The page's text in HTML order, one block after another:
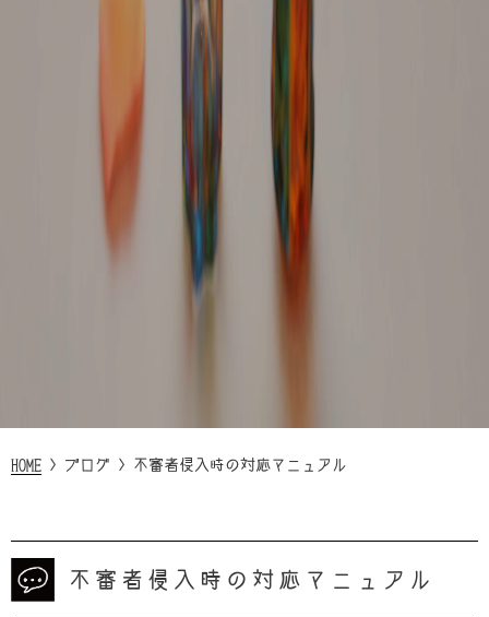
HOME > ブログ > 不審者侵入時の対応マニュアル
不審者侵入時の対応マニュアル